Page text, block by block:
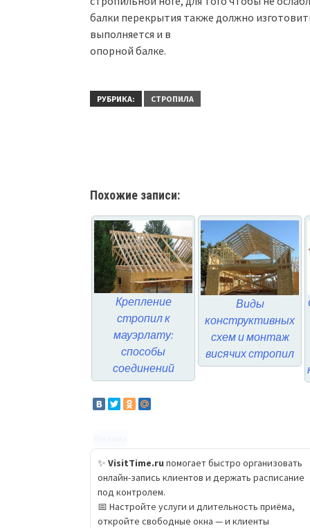
балки перекрытия также должно
выполняется и в
опорной балке.
РУБРИКА: СТРОПИЛА
Похожие записи:
Крепление
стропил к
мауэрлату:
способы
соединений
Виды
конструктивных
схем и монтаж
висячих стропил
✨ VisitTime.ru помогает быстро организовать
онлайн-запись клиентов и держать расписание
под контролем.
📅 Настройте услуги и длительность приёма,
откройте свободные окна — и клиенты